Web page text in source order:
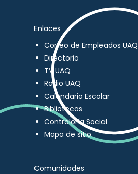
Enlaces
Correo de Empleados UAQ
Directorio
TV UAQ
Radio UAQ
Calendario Escolar
Bibliotecas
Contraloría Social
Mapa de sitio
Comunidades